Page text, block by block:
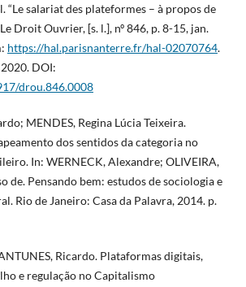
“Le salariat des plateformes – à propos de
Le Droit Ouvrier, [s. l.], nº 846, p. 8-15, jan.
https://hal.parisnanterre.fr/hal-02070764.
DOI:
drou.846.0008
MENDES, Regina Lúcia Teixeira.
dos sentidos da categoria no
In: WERNECK, Alexandre; OLIVEIRA,
de. Pensando bem: estudos de sociologia e
Rio de Janeiro: Casa da Palavra, 2014. p.
Ricardo. Plataformas digitais,
e regulação no Capitalismo